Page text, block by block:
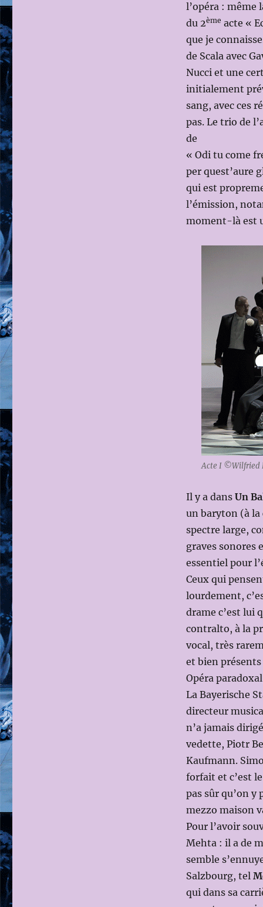
l’opéra : même
du 2ème acte «
que je
de Scala avec
Nucci et une
initialement
sang, avec ces
pas. Le trio de
de
« Odi tu come
per quest’aure
qui est
l’émission,
moment-là est
Acte I ©Wilfried
Il y a dans Un
un baryton (à la
spectre large,
graves sonores
essentiel pour
Ceux qui
lourdement,
drame c’est lui
contralto, à la
vocal, très
et bien
Opéra
La Bayerische
directeur
n’a jamais
vedette, Piotr
Kaufmann.
forfait et c’est
pas sûr qu’on y
mezzo maison
Pour l’avoir
Mehta : il a de
semble
Salzbourg, tel
qui dans sa